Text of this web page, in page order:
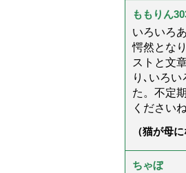
ももりん
いろいろ
愕然とな
ストと文
り､いろ
た。不定
ください
（猫が母
ちゃぼ